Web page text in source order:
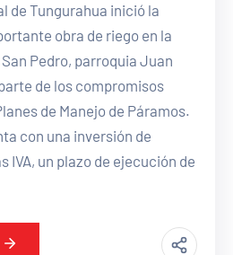
de Tungurahua inició la
obra de riego en la
Pedro, parroquia Juan
de los compromisos
de Manejo de Páramos.
con una inversión de
IVA, un plazo de ejecución de